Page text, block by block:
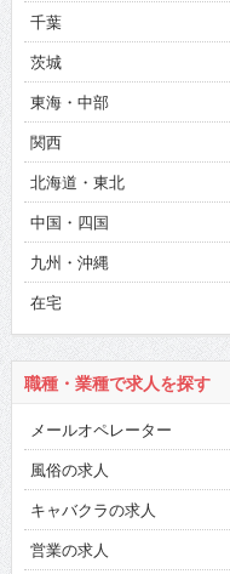
千葉
茨城
東海・中部
関西
北海道・東北
中国・四国
九州・沖縄
在宅
職種・業種で求人を探す
メールオペレーター
風俗の求人
キャバクラの求人
営業の求人